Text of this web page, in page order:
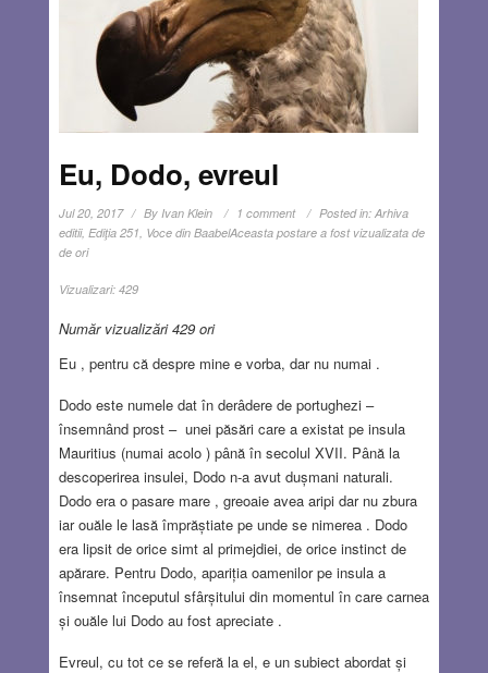
Eu, Dodo, evreul
Jul 20, 2017 By Ivan Klein 1 comment Posted in: Arhiva
editii, Ediţia 251 Voce din BaabelAceasta postare a fost vizualizata de
de ori
Vizualizari: 429
Număr vizualizări 429 ori
Eu , pentru că despre mine e vorba, dar nu numai .
Dodo este numele dat în derâdere de portughezi –
însemnând prost – unei păsări care a existat pe insula
Mauritius (numai acolo ) până în secolul XVII. Până la
descoperirea insulei, Dodo n-a avut dușmani naturali.
Dodo era o pasare mare , greoaie avea aripi dar nu zbura
iar ouăle le lasă împrăștiate pe unde se nimerea . Dodo
era lipsit de orice simt al primejdiei, de orice instinct de
apărare. Pentru Dodo, apariția oamenilor pe insula a
însemnat începutul sfârșitului din momentul în care carnea
și ouăle lui Dodo au fost apreciate .
Evreul, cu tot ce se referă la el, e un subiect abordat și